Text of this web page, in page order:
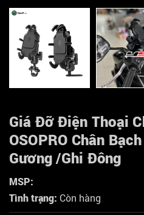
Giá Đỡ Điện Thoại
OSOPRO Chân
Gương /Ghi Đông
MSP:
Tình trạng: Còn hàng